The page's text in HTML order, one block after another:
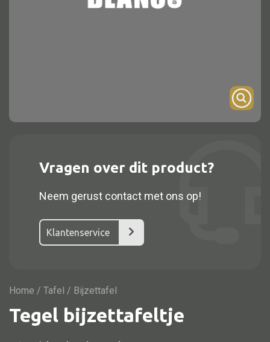
Alle kasten
Dressoir
Nachtkast
Vitrine
TV meubel
Vragen over dit product?
Neem gerust contact met ons op!
Klantenservice
Home / Tafel / Bijzettafel
Tegel bijzettafeltje